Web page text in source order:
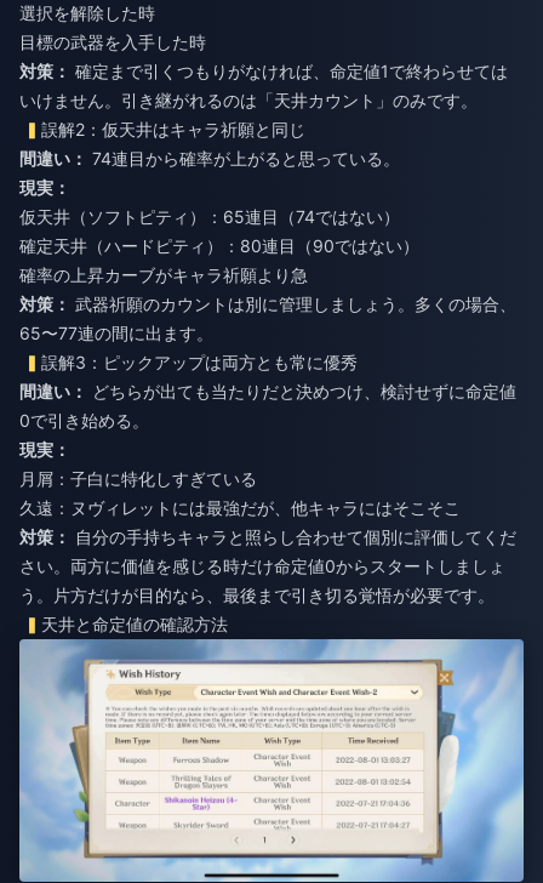
選択を解除した時
目標の武器を入手した時
対策： 確定まで引くつもりがなければ、命定値1で終わらせては
いけません。引き継がれるのは「天井カウント」のみです。
誤解2：仮天井はキャラ祈願と同じ
間違い： 74連目から確率が上がると思っている。
現実：
仮天井（ソフトピティ）：65連目（74ではない）
確定天井（ハードピティ）：80連目（90ではない）
確率の上昇カーブがキャラ祈願より急
対策： 武器祈願のカウントは別に管理しましょう。多くの場合、
65〜77連の間に出ます。
誤解3：ピックアップは両方とも常に優秀
間違い：
どちらが出ても当たりだと決めつけ、検討せずに命定値
0で引き始める。
現実：
月屑：子白に特化しすぎている
久遠：ヌヴィレットには最強だが、他キャラにはそこそこ
対策：
自分の手持ちキャラと照らし合わせて個別に評価してくだ
さい。両方に価値を感じる時だけ命定値0からスタートしましょ
う。片方だけが目的なら、最後まで引き切る覚悟が必要です。
天井と命定値の確認方法